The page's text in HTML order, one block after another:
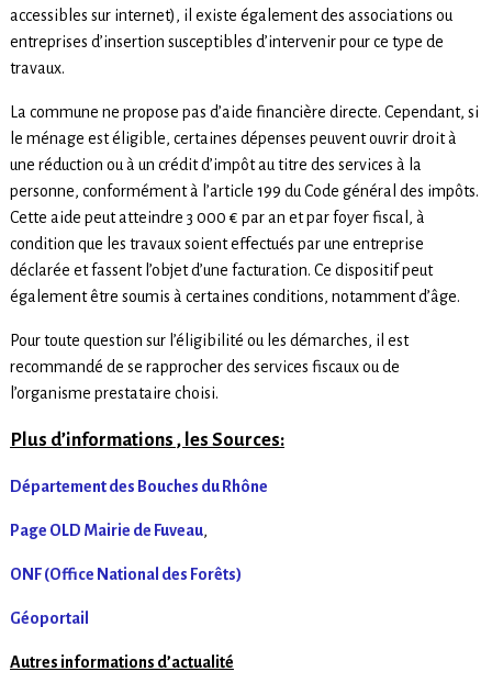
accessibles sur internet), il existe également des associations ou
entreprises d’insertion susceptibles d’intervenir pour ce type de
travaux.
La commune ne propose pas d’aide financière directe. Cependant, si
le ménage est éligible, certaines dépenses peuvent ouvrir droit à
une réduction ou à un crédit d’impôt au titre des services à la
personne, conformément à l’article 199 du Code général des impôts.
Cette aide peut atteindre 3 000 € par an et par foyer fiscal, à
condition que les travaux soient effectués par une entreprise
déclarée et fassent l’objet d’une facturation. Ce dispositif peut
également être soumis à certaines conditions, notamment d’âge.
Pour toute question sur l’éligibilité ou les démarches, il est
recommandé de se rapprocher des services fiscaux ou de
l’organisme prestataire choisi.
Plus d’informations , les Sources:
Département des Bouches du Rhône
Page OLD Mairie de Fuveau,
ONF (Office National des Forêts)
Géoportail
Autres informations d’actualité